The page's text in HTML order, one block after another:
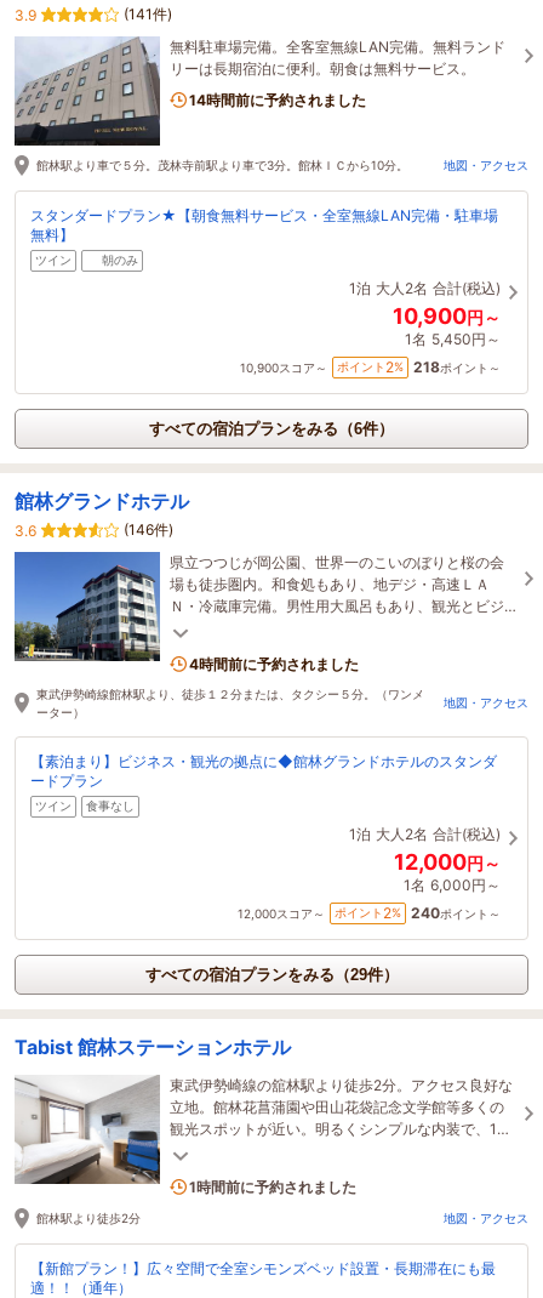
3.9
(141件)
無料駐車場完備。全客室無線LAN完備。無料ランド
リーは長期宿泊に便利。朝食は無料サービス。
14時間前に予約されました
館林駅より車で５分。茂林寺前駅より車で3分。館林ＩＣから10分。 地図・アクセス
スタンダードプラン★【朝食無料サービス・全室無線LAN完備・駐車場
無料】
ツイン 朝のみ
1泊 大人2名 合計(税込)
10,900円～
1名 5,450円～
10,900スコア～ ポイント 2% 218ポイント～
すべての宿泊プランをみる（6件）
館林グランドホテル
3.6
(146件)
県立つつじが岡公園、世界一のこいのぼりと桜の会
場も徒歩圏内。和食処もあり、地デジ・高速ＬＡ
Ｎ・冷蔵庫完備。男性用大風呂もあり、観光とビジ
ネスに最適です。市内中心地にあり、周辺に飲食店
4時間前に予約されました
東武伊勢崎線館林駅より、徒歩１２分または、タクシー５分。（ワンメ
ーター）
地図・アクセス
【素泊まり】ビジネス・観光の拠点に◆館林グランドホテルのスタンダ
ードプラン
ツイン 食事なし
1泊 大人2名 合計(税込)
12,000円～
1名 6,000円～
12,000スコア～ ポイント 2% 240ポイント～
すべての宿泊プランをみる（29件）
Tabist 館林ステーションホテル
東武伊勢崎線の舘林駅より徒歩2分。アクセス良好な
立地。館林花菖蒲園や田山花袋記念文学館等多くの
観光スポットが近い。明るくシンプルな内装で、1日
の疲れをふかふかのベッドで癒してくれる最高な施
1時間前に予約されました
館林駅より徒歩2分 地図・アクセス
【新館プラン！】広々空間で全室シモンズベッド設置・長期滞在にも最
適！！（通年）